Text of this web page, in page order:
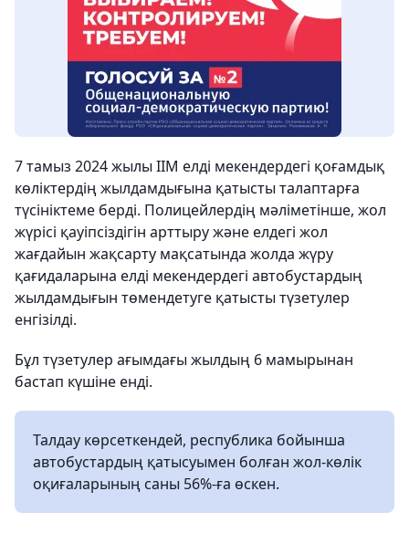
7 тамыз 2024 жылы ІІМ елді мекендердегі қоғамдық
көліктердің жылдамдығына қатысты талаптарға
түсініктеме берді. Полицейлердің мәліметінше, жол
жүрісі қауіпсіздігін арттыру және елдегі жол
жағдайын жақсарту мақсатында жолда жүру
қағидаларына елді мекендердегі автобустардың
жылдамдығын төмендетуге қатысты түзетулер
енгізілді.
Бұл түзетулер ағымдағы жылдың 6 мамырынан
бастап күшіне енді.
Талдау көрсеткендей, республика бойынша
автобустардың қатысуымен болған жол-көлік
оқиғаларының саны 56%-ға өскен.